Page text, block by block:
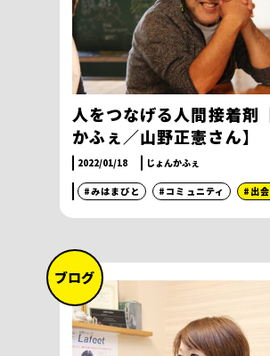
人をつなげる人間接着剤
かふぇ／山野正憲さん】
2022/01/18 じょんかふぇ
#みはまびと #コミュニティ #出
ブログ